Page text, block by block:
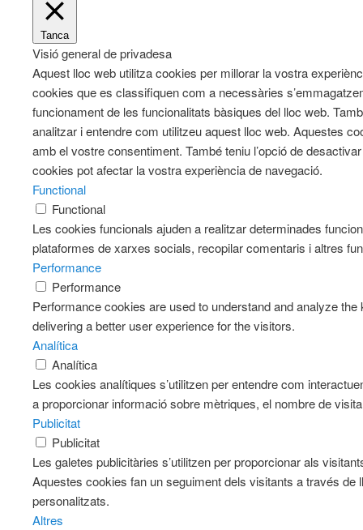
Tanca
Visió general de privadesa
Aquest lloc web utilitza cookies per millorar la vostra
cookies que es classifiquen com a necessàries
funcionament de les funcionalitats bàsiques del lloc web.
analitzar i entendre com utilitzeu aquest lloc web. Aquestes
amb el vostre consentiment. També teniu l’opció de
cookies pot afectar la vostra experiència de navegació.
Functional
Functional
Les cookies funcionals ajuden a realitzar determinades
plataformes de xarxes socials, recopilar comentaris i altres
Performance
Performance
Performance cookies are used to understand and analyze
delivering a better user experience for the visitors.
Analítica
Analítica
Les cookies analítiques s’utilitzen per entendre com
a proporcionar informació sobre mètriques, el nombre de
Publicitat
Publicitat
Les galetes publicitàries s’utilitzen per proporcionar als
Aquestes cookies fan un seguiment dels visitants a través
personalitzats.
Altres